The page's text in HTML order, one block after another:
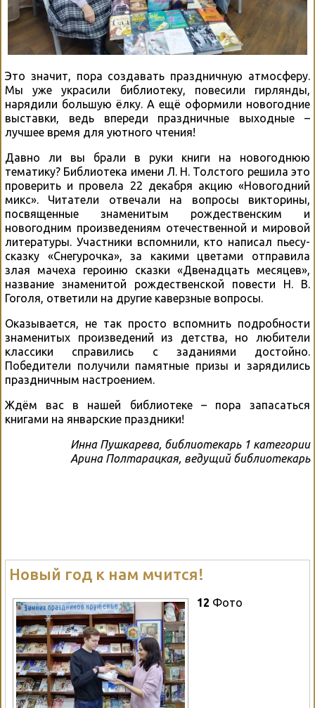
Это значит, пора создавать праздничную атмосферу.
Мы уже украсили библиотеку, повесили гирлянды,
нарядили большую ёлку. А ещё оформили новогодние
выставки, ведь впереди праздничные выходные –
лучшее время для уютного чтения!
Давно ли вы брали в руки книги на новогоднюю
тематику? Библиотека имени Л. Н. Толстого решила это
проверить и провела 22 декабря акцию «Новогодний
микс». Читатели отвечали на вопросы викторины,
посвященные знаменитым рождественским и
новогодним произведениям отечественной и мировой
литературы. Участники вспомнили, кто написал пьесу-
сказку «Снегурочка», за какими цветами отправила
злая мачеха героиню сказки «Двенадцать месяцев»,
название знаменитой рождественской повести Н. В.
Гоголя, ответили на другие каверзные вопросы.
Оказывается, не так просто вспомнить подробности
знаменитых произведений из детства, но любители
классики справились с заданиями достойно.
Победители получили памятные призы и зарядились
праздничным настроением.
Ждём вас в нашей библиотеке – пора запасаться
книгами на январские праздники!
Инна Пушкарева, библиотекарь 1 категории
Арина Полтарацкая, ведущий библиотекарь
Новый год к нам мчится!
12 Фото